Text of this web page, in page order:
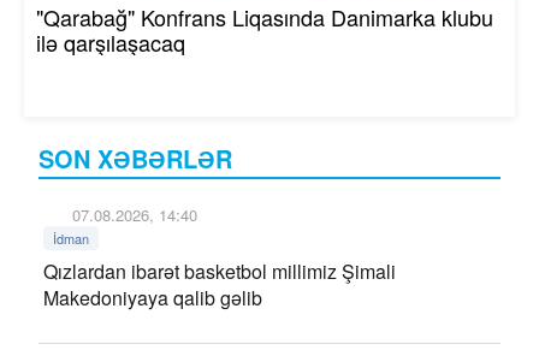
SON XƏBƏRLƏR
07.08.2026, 14:40
İdman
Qızlardan ibarət basketbol millimiz Şimali
Makedoniyaya qalib gəlib
"Qarabağ" Konfrans Liqasında Danimarka klubu
ilə qarşılaşacaq